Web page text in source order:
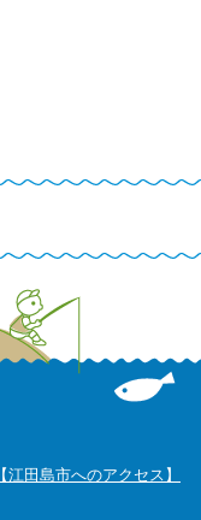
【江田島市へのアクセス】